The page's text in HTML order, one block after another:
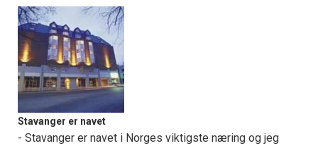
Stavanger er navet
- Stavanger er navet i Norges viktigste næring og jeg